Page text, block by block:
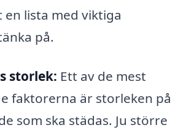
en lista med viktiga
på.
storlek: Ett av de mest
faktorerna är storleken på
som ska städas. Ju större